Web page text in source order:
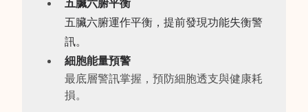
五臟六腑運作平衡，提前發現功能失衡警
訊。
細胞能量預警
最底層警訊掌握，預防細胞透支與健康耗
損。